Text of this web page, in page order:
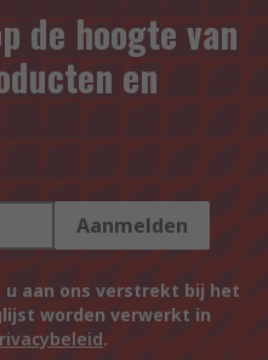
de hoogte van
en
Aanmelden
u aan ons verstrekt bij het
worden verwerkt in
.